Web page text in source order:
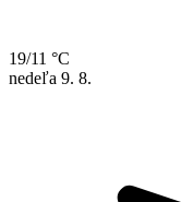
19/11 °C
nedeľa 9. 8.